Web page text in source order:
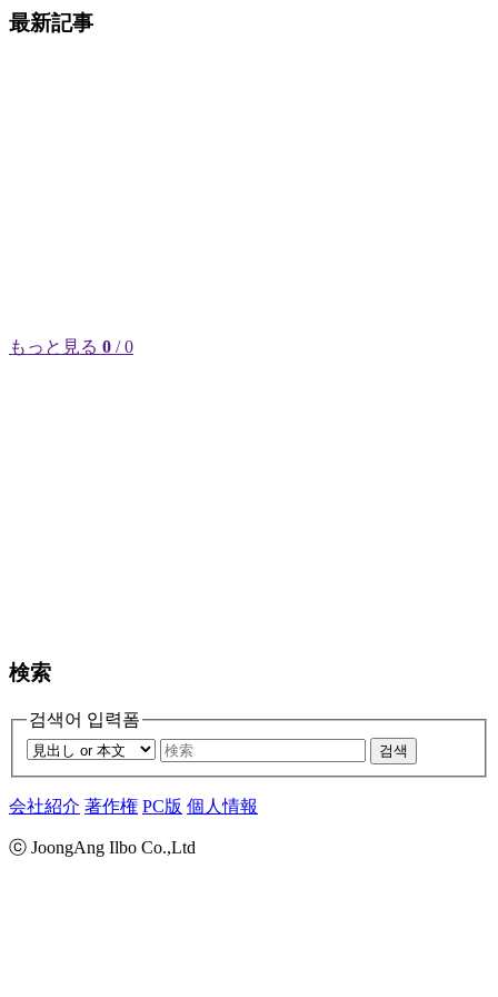
最新記事
もっと見る 0 / 0
検索
검색어 입력폼
검색
会社紹介 著作権 PC版 個人情報
ⓒ JoongAng Ilbo Co.,Ltd